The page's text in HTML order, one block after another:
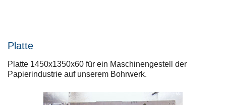
Platte
Platte 1450x1350x60 für ein Maschinengestell der
Papierindustrie auf unserem Bohrwerk.